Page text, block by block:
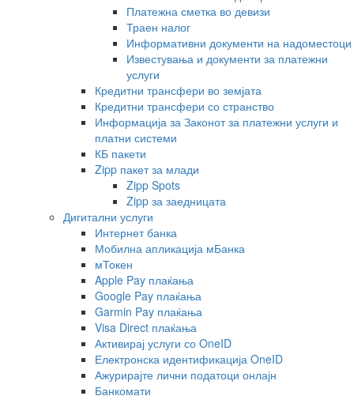
Платежна сметка во девизи
Траен налог
Информативни документи на надоместоци
Известувања и документи за платежни
услуги
Кредитни трансфери во земјата
Кредитни трансфери со странство
Информација за Законот за платежни услуги и
платни системи
КБ пакети
Zipp пакет за млади
Zipp Spots
Zipp за заедницата
Дигитални услуги
Интернет банка
Мобилна апликација мБанка
мТокен
Apple Pay плаќања
Google Pay плаќања
Garmin Pay плаќања
Visa Direct плаќања
Активирај услуги со OneID
Електронска идентификација OneID
Ажурирајте лични податоци онлајн
Банкомати